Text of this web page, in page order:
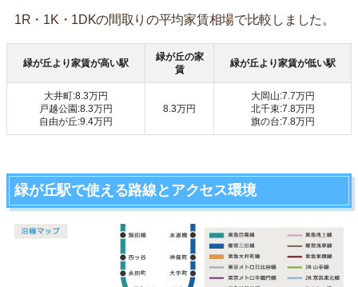
1R・1K・1DKの間取りの平均家賃相場で比較しました。
緑が丘より家賃が高い駅
緑が丘の家
賃
緑が丘より家賃が低い駅
大井町:8.3万円
戸越公園:8.3万円
自由が丘:9.4万円
8.3万円
大岡山:7.7万円
北千束:7.8万円
旗の台:7.8万円
緑が丘駅で使える路線とアクセス環境